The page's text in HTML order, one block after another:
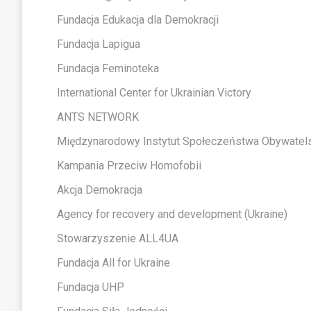
Fundacja Edukacja dla Demokracji
Fundacja Lapigua
Fundacja Feminoteka
International Center for Ukrainian Victory
ANTS NETWORK
Międzynarodowy Instytut Społeczeństwa
Kampania Przeciw Homofobii
Akcja Demokracja
Agency for recovery and development (Ukraine)
Stowarzyszenie ALL4UA
Fundacja All for Ukraine
Fundacja UHP